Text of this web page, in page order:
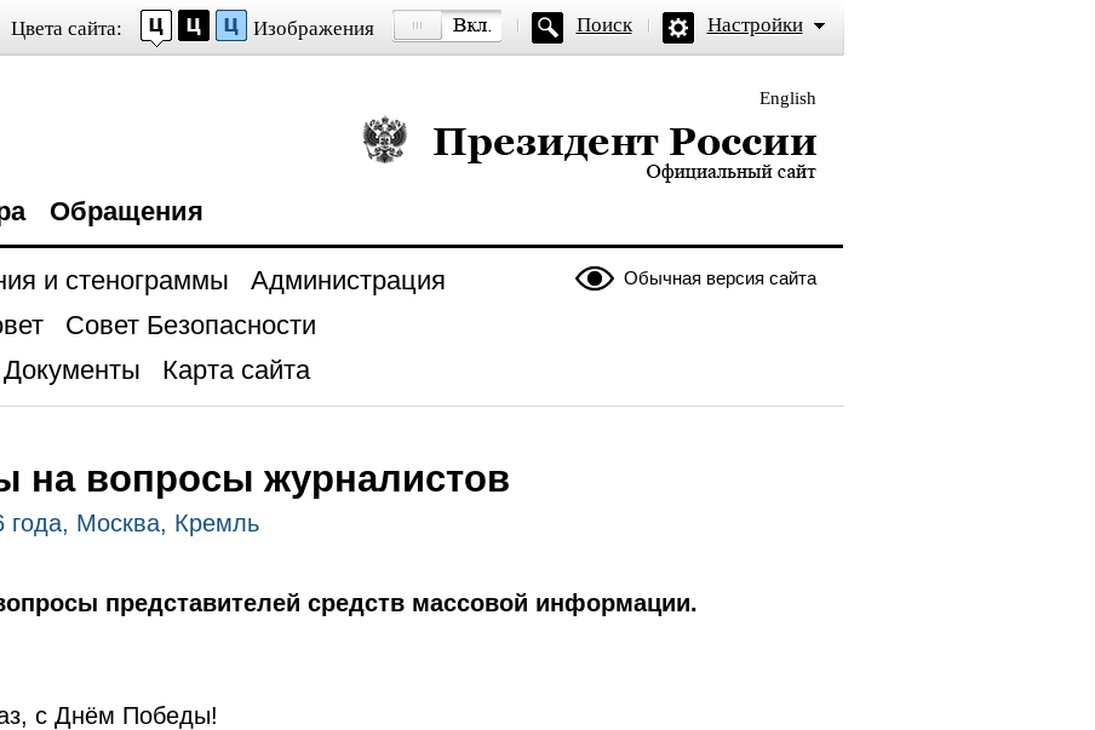
Цвета сайта: Изображения Поиск Настройки
English
Президент России — официальный сайт
Обращения
Обычная версия сайта
и стенограммы
Администрация
Совет Безопасности
Документы Карта сайта
на вопросы журналистов
года, Москва, Кремль
представителей средств массовой информации.
с Днём Победы!